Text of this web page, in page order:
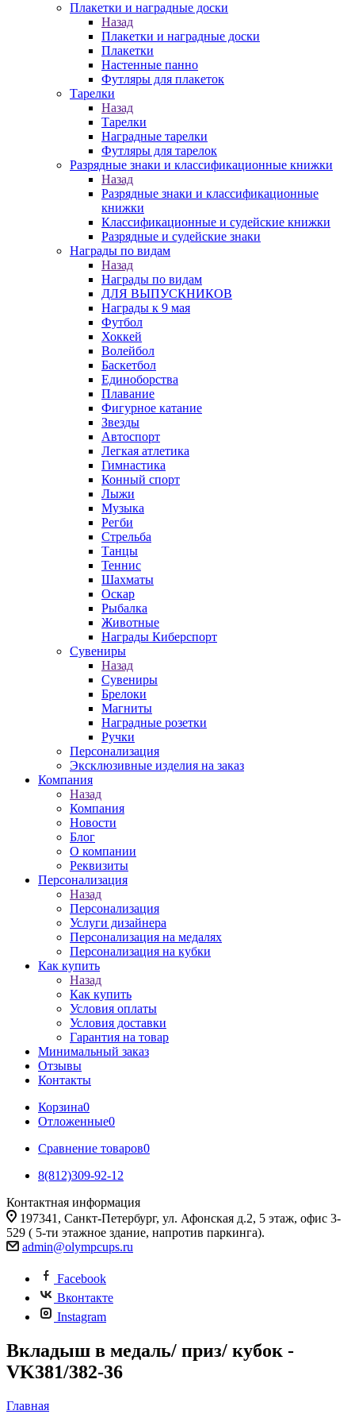
Плакетки и наградные доски
Назад
Плакетки и наградные доски
Плакетки
Настенные панно
Футляры для плакеток
Тарелки
Назад
Тарелки
Наградные тарелки
Футляры для тарелок
Разрядные знаки и классификационные книжки
Назад
Разрядные знаки и классификационные
книжки
Классификационные и судейские книжки
Разрядные и судейские знаки
Награды по видам
Назад
Награды по видам
ДЛЯ ВЫПУСКНИКОВ
Награды к 9 мая
Футбол
Хоккей
Волейбол
Баскетбол
Единоборства
Плавание
Фигурное катание
Звезды
Автоспорт
Легкая атлетика
Гимнастика
Конный спорт
Лыжи
Музыка
Регби
Стрельба
Танцы
Теннис
Шахматы
Оскар
Рыбалка
Животные
Награды Киберспорт
Сувениры
Назад
Сувениры
Брелоки
Магниты
Наградные розетки
Ручки
Персонализация
Эксклюзивные изделия на заказ
Компания
Назад
Компания
Новости
Блог
О компании
Реквизиты
Персонализация
Назад
Персонализация
Услуги дизайнера
Персонализация на медалях
Персонализация на кубки
Как купить
Назад
Как купить
Условия оплаты
Условия доставки
Гарантия на товар
Минимальный заказ
Отзывы
Контакты
Корзина0
Отложенные0
Сравнение товаров0
8(812)309-92-12
Контактная информация
197341, Санкт-Петербург, ул. Афонская д.2, 5 этаж, офис 3-
529 ( 5-ти этажное здание, напротив паркинга).
admin@olympcups.ru
Facebook
Вконтакте
Instagram
Вкладыш в медаль/ приз/ кубок -
VK381/382-36
Главная